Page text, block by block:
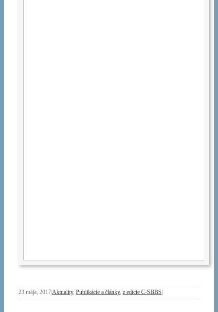
23 mája, 2017Aktuality, Publikácie a články, z edície C-SBBS